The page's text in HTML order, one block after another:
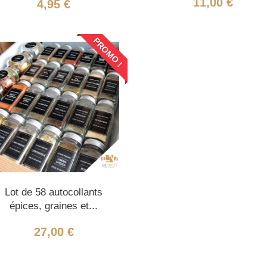
4,95 €
PROMO !
Lot de 58 autocollants
épices, graines et...
27,00 €